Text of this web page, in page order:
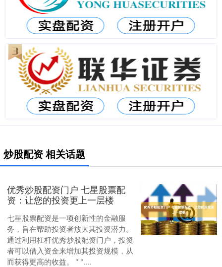
炒股配资 相关话题
优秀炒股配资门户 七星股票配
资：让您的投资更上一层楼
七星股票配资是一项创新性的金融服
务，旨在帮助投资者放大其投资潜力。
通过利用杠杆优秀炒股配资门户，投资
者可以借入资金来增加其投资规模，从
而获得更高的收益。 * *....